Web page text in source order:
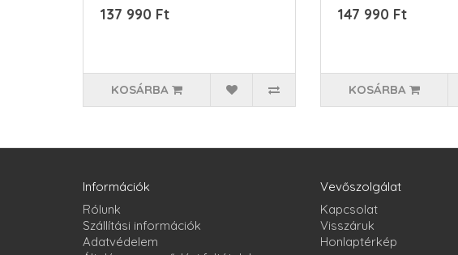
137 990 Ft
KOSÁRBA
147 990 Ft
KOSÁRBA
Információk
Rólunk
Szállítási információk
Adatvédelem
Vevőszolgálat
Kapcsolat
Visszáruk
Honlaptérkép